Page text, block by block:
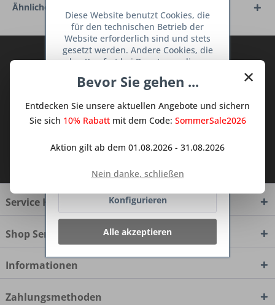
Ähnliche Artikel
Abonnieren Sie den kostenlosen Deine
Sie keine Neuigkeit oder Aktion mehr aus
Ich habe dieDatenschutzbestimmungen
Service Hotline
Shop Service
Informationen
Zahlungsmethoden
×
Bevor Sie gehen ...
Entdecken Sie unsere aktuellen Angebote und sichern
Sie sich 10% Rabattmit dem Code: SommerSale2026
Aktion gilt ab dem 01.08.2026 - 31.08.2026
Nein danke, schließen
Diese Website benutzt Cookies, die
für den technischen Betrieb der
Website erforderlich sind und stets
gesetzt werden. Andere Cookies, die
den Komfort bei Benutzung dieser
dienen oder die Interaktion mit
Netzwerken vereinfachen sollen,
werden nur mit Ihrer Zustimmung
Ablehnen
Konfigurieren
Alle akzeptieren